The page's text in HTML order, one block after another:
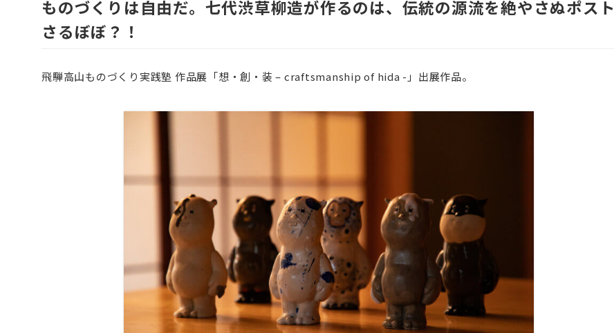
ものづくりは自由だ。七代渋草柳造が作るのは、伝統の源流を絶やさぬポスト
さるぼぼ？！
飛騨高山ものづくり実践塾 作品展「想・創・装 – craftsmanship of hida -」出展作品。